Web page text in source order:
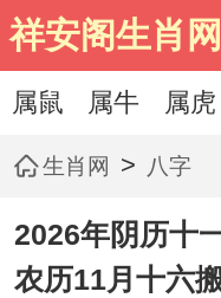
祥安阁生肖网
属鼠 属牛 属虎
生肖网 > 八字
2026年阴历十
农历11月十六